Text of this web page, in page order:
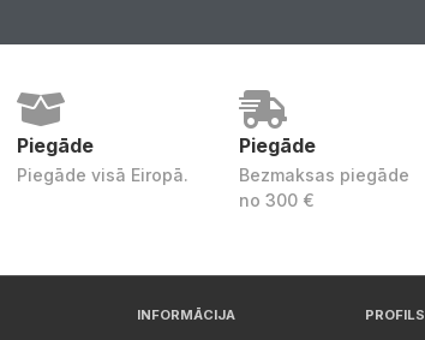
Piegāde
Piegāde visā Eiropā.
Piegāde
Bezmaksas piegāde
no 300 €
INFORMĀCIJA PROFILS